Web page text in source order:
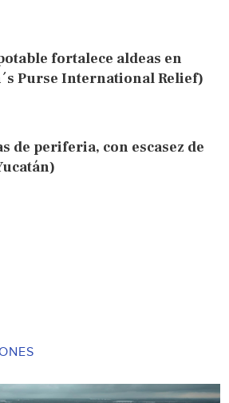
fortalece aldeas en
Purse International Relief)
de periferia, con escasez de